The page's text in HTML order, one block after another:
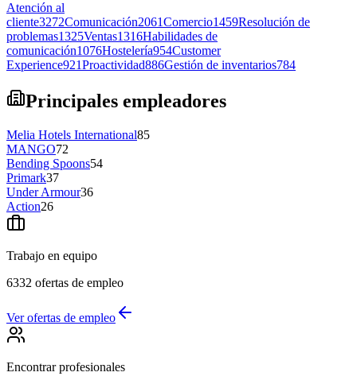
Atención al
cliente3272Comunicación2061Comercio1459Resolución de
problemas1325Ventas1316Habilidades de
comunicación1076Hostelería954Customer
Experience921Proactividad886Gestión de inventarios784
Principales empleadores
Melia Hotels International85
MANGO72
Bending Spoons54
Primark37
Under Armour36
Action26
Trabajo en equipo
6332 ofertas de empleo
Ver ofertas de empleo
Encontrar profesionales